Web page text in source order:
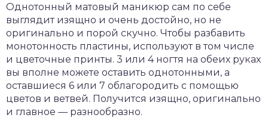
Однотонный матовый маникюр сам по себе
выглядит изящно и очень достойно, но не
оригинально и порой скучно. Чтобы разбавить
монотонность пластины, используют в том числе
и цветочные принты. 3 или 4 ногтя на обеих руках
вы вполне можете оставить однотонными, а
оставшиеся 6 или 7 облагородить с помощью
цветов и ветвей. Получится изящно, оригинально
и главное — разнообразно.